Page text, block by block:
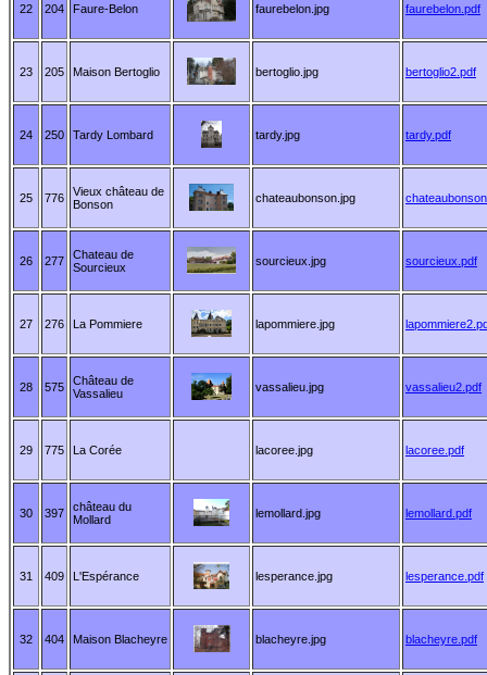
22 204 Faure-Belon faurebelon.jpg faurebelon.pdf
23 205 Maison Bertoglio bertoglio.jpg bertoglio2.pdf
24 250 Tardy Lombard tardy.jpg tardy.pdf
25 776
Vieux château de
Bonson
chateaubonson.jpg
26 277
Chateau de
Sourcieux
sourcieux.jpg sourcieux.pdf
27 276 La Pommiere lapommiere.jpg
28 575
Château de
Vassalieu
vassalieu.jpg vassalieu2.pdf
29 775 La Corée lacoree.jpg lacoree.pdf
30 397
château du
Mollard
lemollard.jpg lemollard.pdf
31 409 L'Espérance lesperance.jpg lesperance.pdf
32 404 Maison Blacheyre blacheyre.jpg blacheyre.pdf